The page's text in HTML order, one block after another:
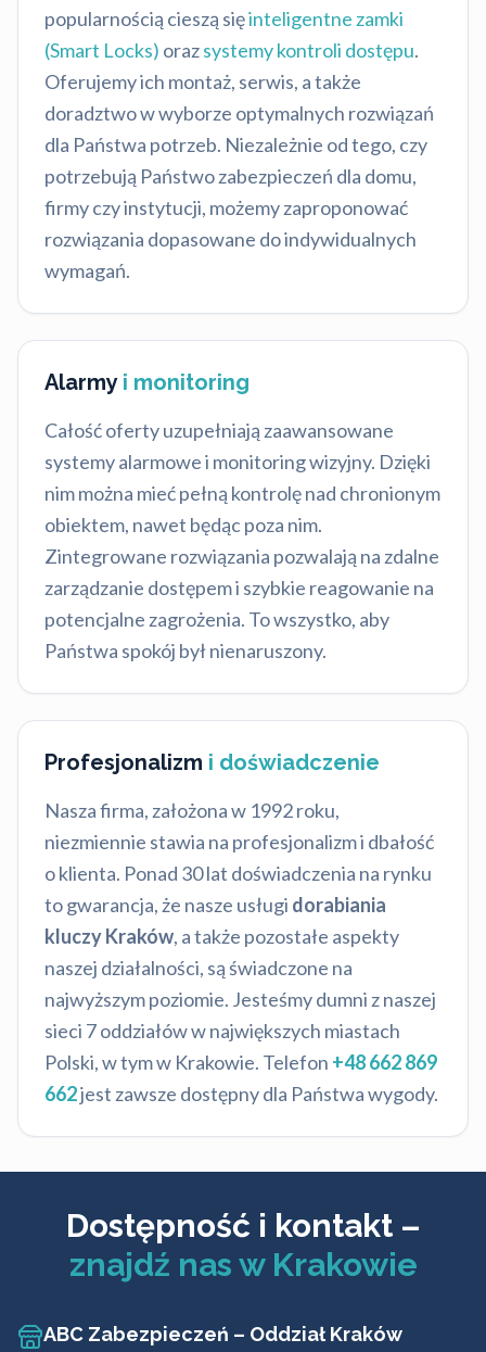
popularnością cieszą sięinteligentne zamki
(Smart Locks) orazsystemy kontroli dostępu.
Oferujemy ich montaż, serwis, a także
doradztwo w wyborze optymalnych rozwiązań
dla Państwa potrzeb. Niezależnie od tego, czy
potrzebują Państwo zabezpieczeń dla domu,
firmy czy instytucji, możemy zaproponować
rozwiązania dopasowane do indywidualnych
wymagań.
Alarmy i monitoring
Całość oferty uzupełniają zaawansowane
systemy alarmowe i monitoring wizyjny. Dzięki
nim można mieć pełną kontrolę nad chronionym
obiektem, nawet będąc poza nim.
Zintegrowane rozwiązania pozwalają na zdalne
zarządzanie dostępem i szybkie reagowanie na
potencjalne zagrożenia. To wszystko, aby
Państwa spokój był nienaruszony.
Profesjonalizm i doświadczenie
Nasza firma, założona w 1992 roku,
niezmiennie stawia na profesjonalizm i dbałość
o klienta. Ponad 30 lat doświadczenia na rynku
to gwarancja, że nasze usługi dorabiania
kluczy Kraków, a także pozostałe aspekty
naszej działalności, są świadczone na
najwyższym poziomie. Jesteśmy dumni z naszej
sieci 7 oddziałów w największych miastach
Polski, w tym w Krakowie. Telefon +48 662 869
662jest zawsze dostępny dla Państwa wygody.
Dostępność i kontakt –
znajdź nas w Krakowie
ABC Zabezpieczeń – Oddział Kraków